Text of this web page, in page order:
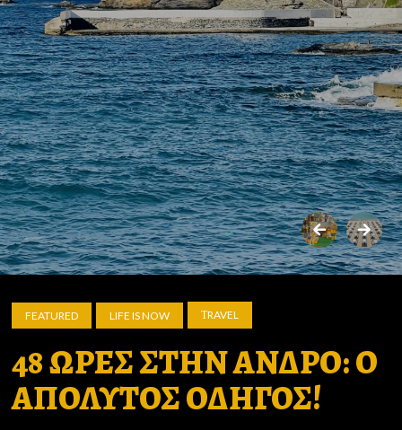
FEATURED LIFE IS NOW ΤRAVEL
48 ΩΡΕΣ ΣΤΗΝ ΑΝΔΡΟ: Ο
ΑΠΟΛΥΤΟΣ ΟΔΗΓΟΣ!